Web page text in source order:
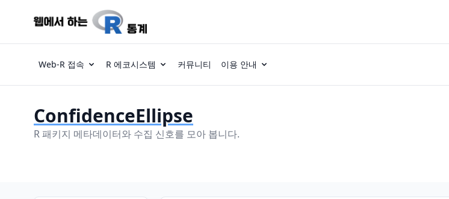
Web-R 접속 R 에코시스템 커뮤니티 이용 안내
ConfidenceEllipse
R 패키지 메타데이터와 수집 신호를 모아 봅니다.